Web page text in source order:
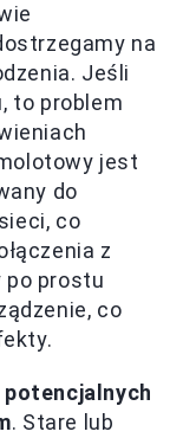
na
Jeśli
to problem
jest
do
co
z
po prostu
co
potencjalnych
. Stare lub